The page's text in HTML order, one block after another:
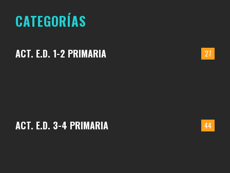
CATEGORÍAS
27
ACT. E.D. 1-2 PRIMARIA
44
ACT. E.D. 3-4 PRIMARIA